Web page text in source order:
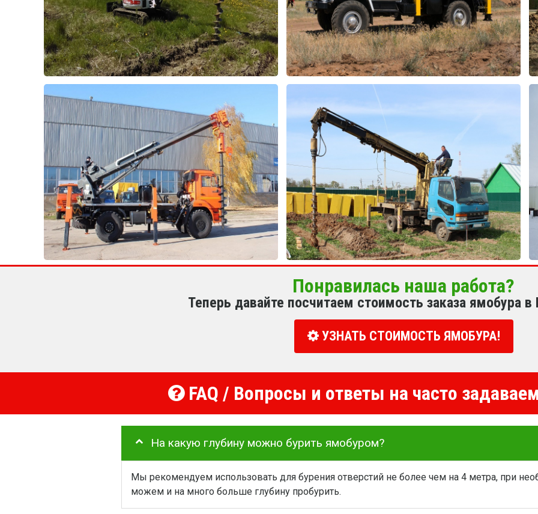
Понравилась наша работа?
Теперь давайте посчитаем стоимость заказа ямобура
УЗНАТЬ СТОИМОСТЬ ЯМОБУРА!
FAQ / Вопросы и ответы на часто
На какую глубину можно бурить ямобуром?
Мы рекомендуем использовать для бурения отверстий не более чем на 4 метра, при
можем и на много больше глубину пробурить.